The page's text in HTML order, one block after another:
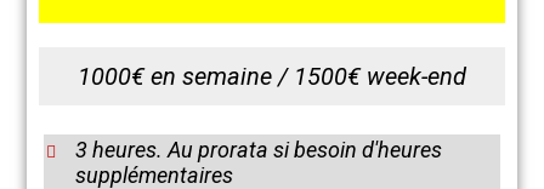
1000€ en semaine / 1500€ week-end
3 heures. Au prorata si besoin d'heures
supplémentaires